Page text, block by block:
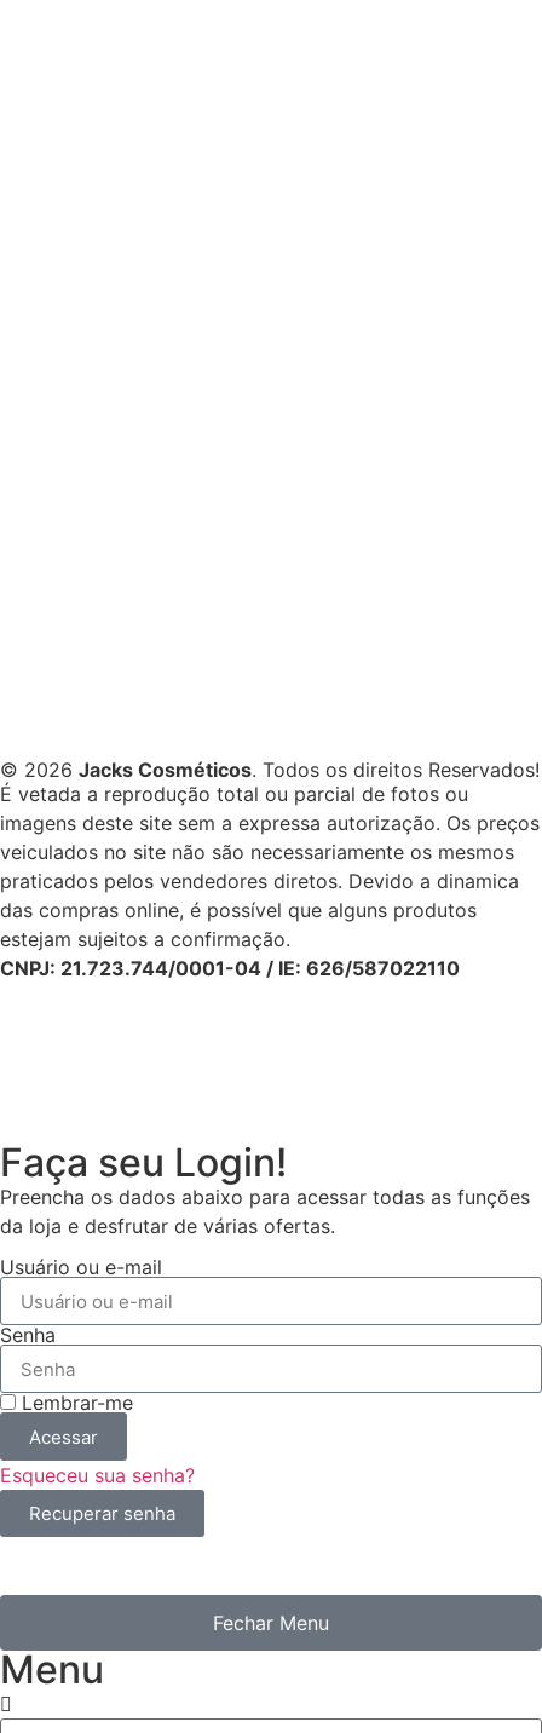
© 2026 Jacks Cosméticos. Todos os direitos Reservados!
É vetada a reprodução total ou parcial de fotos ou
imagens deste site sem a expressa autorização. Os preços
veiculados no site não são necessariamente os mesmos
praticados pelos vendedores diretos. Devido a dinamica
das compras online, é possível que alguns produtos
estejam sujeitos a confirmação.
CNPJ: 21.723.744/0001-04 / IE: 626/587022110
Faça seu Login!
Preencha os dados abaixo para acessar todas as funções
da loja e desfrutar de várias ofertas.
Usuário ou e-mail
Senha
Lembrar-me
Acessar
Esqueceu sua senha?
Recuperar senha
Fechar Menu
Menu